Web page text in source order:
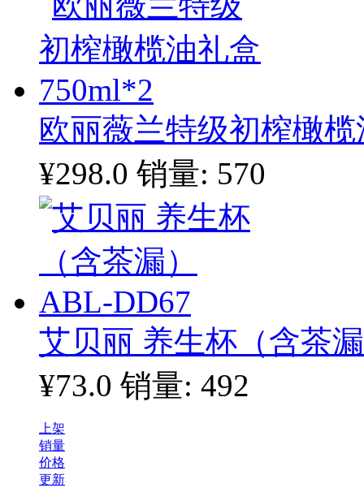
欧丽薇兰特级初榨橄
¥298.0 销量: 570
艾贝丽 养生杯（含茶
¥73.0 销量: 492
上架
销量
价格
更新